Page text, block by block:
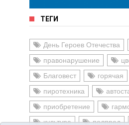
ТЕГИ
День Героев Отечества
правонарушение
Благовест
горячая
пиротехника
приобретение
культура
полпред